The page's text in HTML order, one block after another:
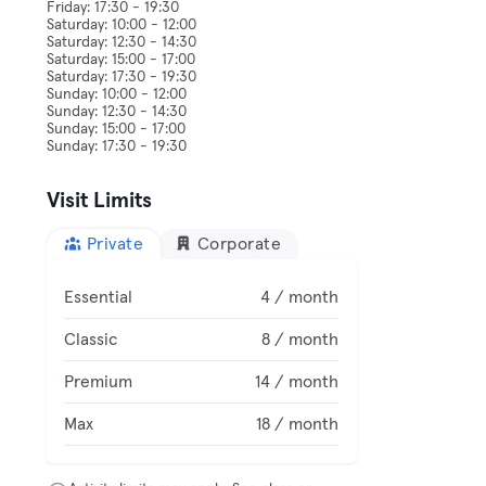
Friday: 17:30 - 19:30
Saturday: 10:00 - 12:00
Saturday: 12:30 - 14:30
Saturday: 15:00 - 17:00
Saturday: 17:30 - 19:30
Sunday: 10:00 - 12:00
Sunday: 12:30 - 14:30
Sunday: 15:00 - 17:00
Visit Limits
Private Corporate
Essential 4 / month
Classic 8 / month
Premium 14 / month
Max 18 / month